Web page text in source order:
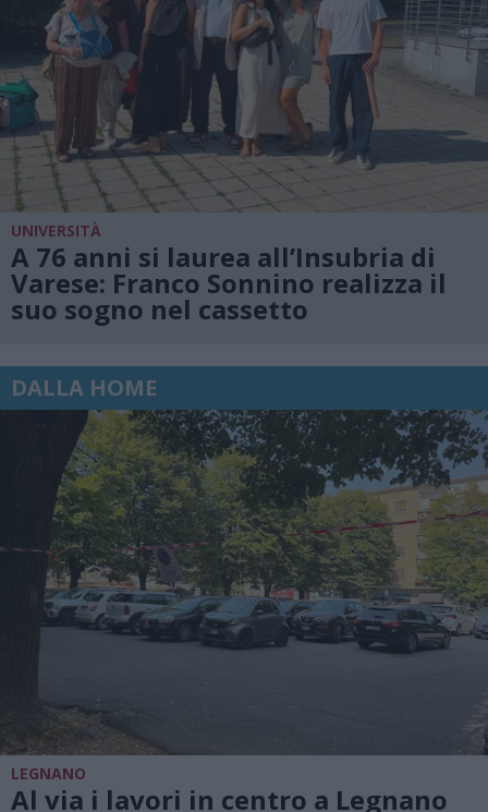
UNIVERSITÀ
A 76 anni si laurea all’Insubria di
Varese: Franco Sonnino realizza il
suo sogno nel cassetto
DALLA HOME
LEGNANO
Al via i lavori in centro a Legnano